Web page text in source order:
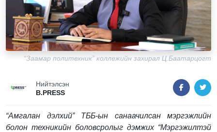
“Заамар политехник” коллежийн захирал Ц.Баатарцогт
Нийтэлсэн
B.PRESS
“Амгалан дэлхий”ТББ-ын санаачилсан мэргэжлийн
болон техникийн боловсролыг дэмжих “Мэргэжилтэй